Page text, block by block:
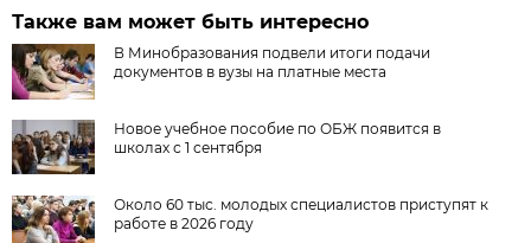
Также вам может быть интересно
В Минобразования подвели итоги подачи
документов в вузы на платные места
Новое учебное пособие по ОБЖ появится в
школах с 1 сентября
Около 60 тыс. молодых специалистов приступят к
работе в 2026 году